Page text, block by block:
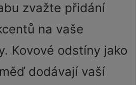
zvažte přidání
na vaše
Kovové odstíny jako
dodávají vaší